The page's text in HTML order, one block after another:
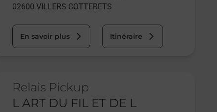
02600 VILLERS COTTERETS
En savoir plus Itinéraire
Relais Pickup
L ART DU FIL ET DE L